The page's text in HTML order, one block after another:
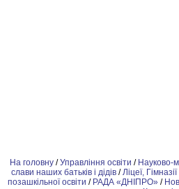
На головну /Управління освіти / Науково-
слави наших батьків і дідів/Ліцеї, Гімназії
позашкiльної освіти / РАДА «ДНІПРО» /